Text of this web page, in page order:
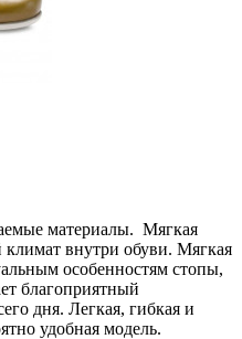
материалы. Мягкая
климат внутри обуви. Мягкая
особенностям стопы,
благоприятный
дня. Легкая, гибкая и
удобная модель.